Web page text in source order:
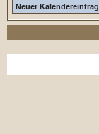
Neuer Kalendereintrag